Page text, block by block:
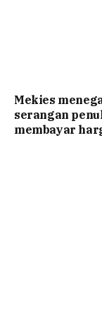
Mekies
serangan
membayar